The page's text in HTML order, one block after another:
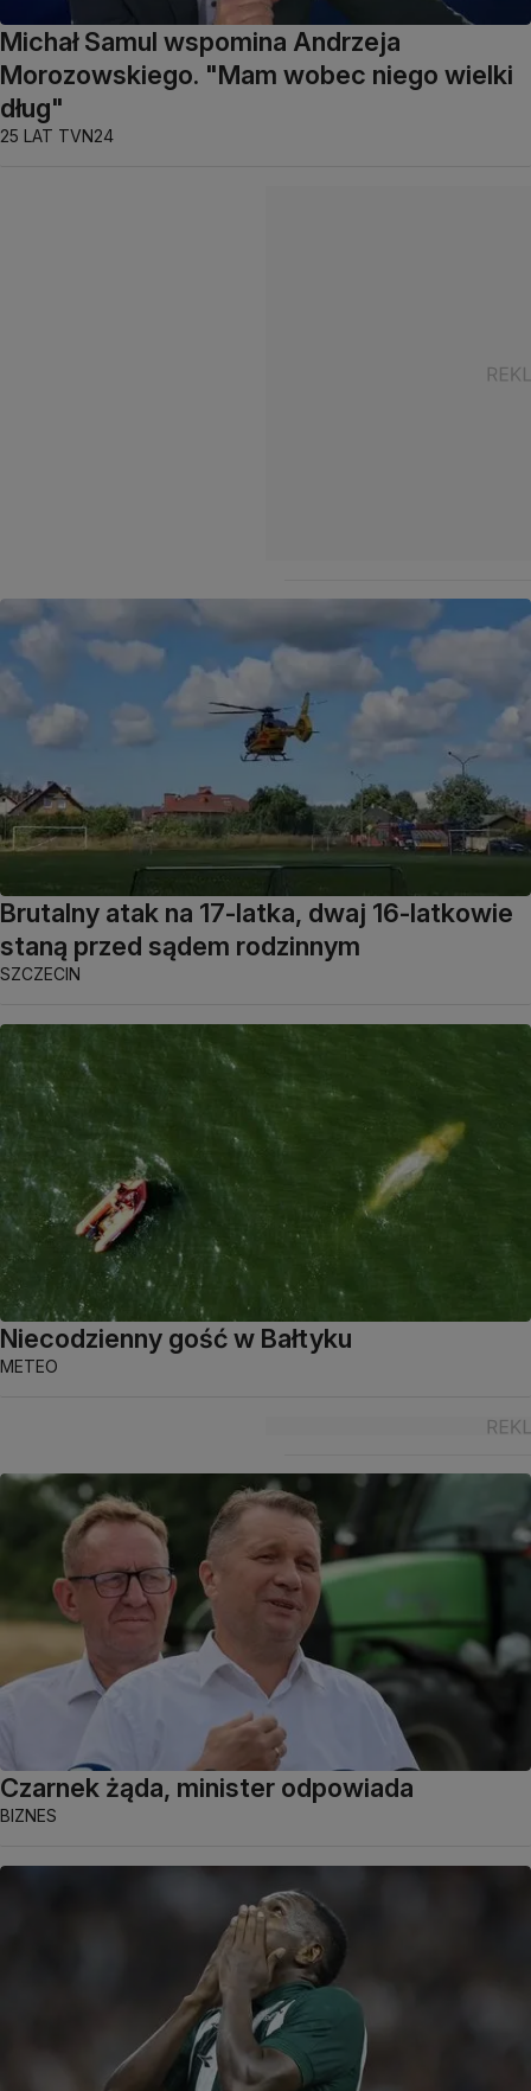
Michał Samul wspomina Andrzeja
Morozowskiego. "Mam wobec niego wielki
dług"
25 LAT TVN24
Brutalny atak na 17-latka, dwaj 16-latkowie
staną przed sądem rodzinnym
SZCZECIN
Niecodzienny gość w Bałtyku
METEO
Czarnek żąda, minister odpowiada
BIZNES